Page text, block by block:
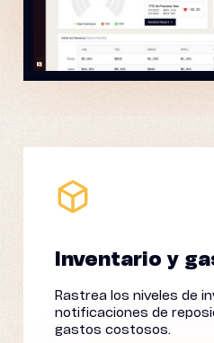
Inventario y
Rastrea los niveles de
notificaciones de
gastos costosos.